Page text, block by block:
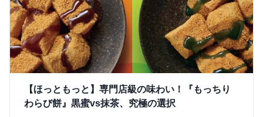
【ほっともっと】専門店級の味わい！『もっちり
わらび餅』黒蜜vs抹茶、究極の選択